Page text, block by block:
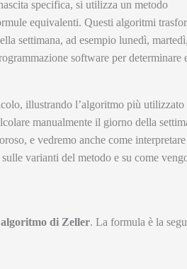
specifica, si utilizza un metodo
equivalenti. Questi algoritmi
settimana, ad esempio lunedì,
software per determinare
illustrando l’algoritmo più utilizzato
manualmente il giorno della
e vedremo anche come
varianti del metodo e su come
algoritmo di Zeller. La formula è la